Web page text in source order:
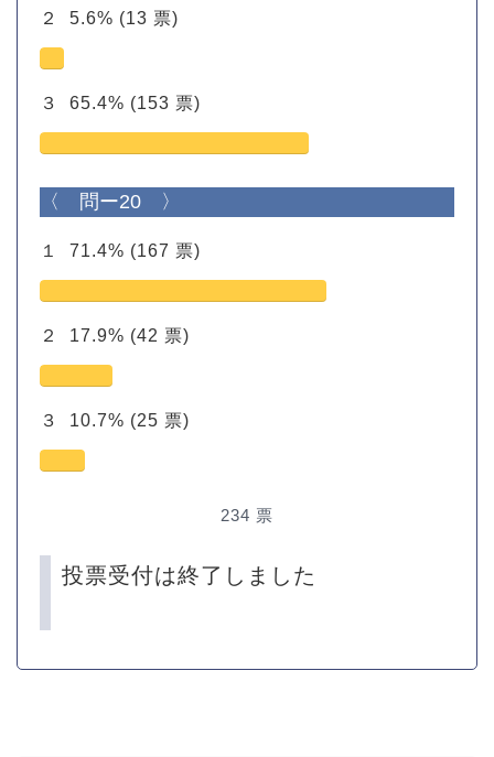
２ 5.6% (13 票)
３ 65.4% (153 票)
〈 問ー20 〉
１ 71.4% (167 票)
２ 17.9% (42 票)
３ 10.7% (25 票)
234 票
投票受付は終了しました